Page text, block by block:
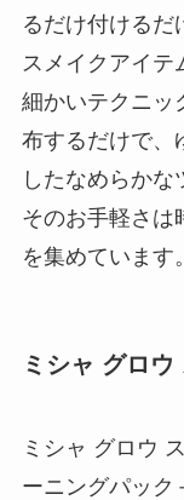
るだけ付けるだ
スメイクアイテ
細かいテクニッ
布するだけで、
したなめらかな
そのお手軽さは
を集めています。
ミシャ グロウ
ミシャ グロウ
ーニングパック